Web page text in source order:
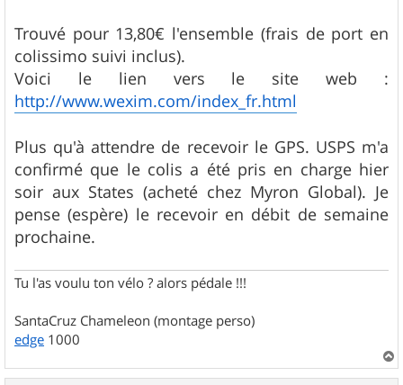
Trouvé pour 13,80€ l'ensemble (frais de port en
colissimo suivi inclus).
Voici le lien vers le site web :
http://www.wexim.com/index_fr.html
Plus qu'à attendre de recevoir le GPS. USPS m'a
confirmé que le colis a été pris en charge hier
soir aux States (acheté chez Myron Global). Je
pense (espère) le recevoir en débit de semaine
prochaine.
Tu l'as voulu ton vélo ? alors pédale !!!
SantaCruz Chameleon (montage perso)
edge 1000
a